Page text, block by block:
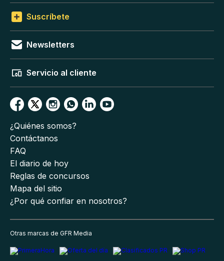
Suscríbete
Newsletters
Servicio al cliente
¿Quiénes somos?
Contáctanos
FAQ
El diario de hoy
Reglas de concursos
Mapa del sitio
¿Por qué confiar en nosotros?
Otras marcas de GFR Media